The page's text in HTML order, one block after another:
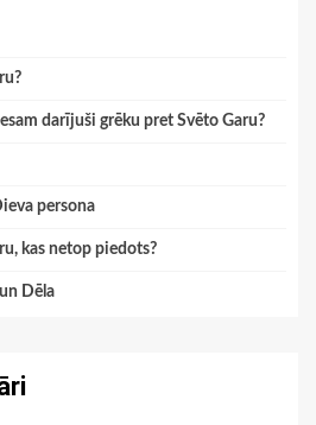
darījuši grēku pret Svēto Garu?
persona
kas netop piedots?
Dēla